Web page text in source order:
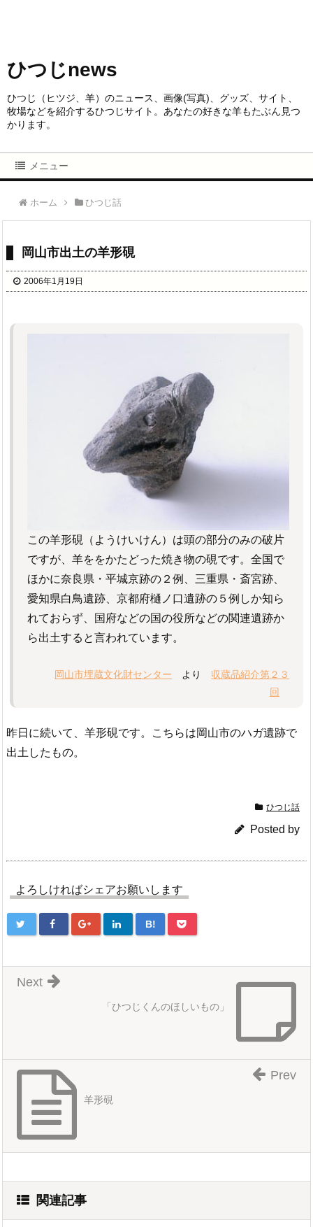
ひつじnews
ひつじ（ヒツジ、羊）のニュース、画像(写真)、グッズ、サイト、
牧場などを紹介するひつじサイト。あなたの好きな羊もたぶん見つ
かります。
メニュー
ホーム ひつじ話
岡山市出土の羊形硯
2006年1月19日
この羊形硯（ようけいけん）は頭の部分のみの破片
ですが、羊ををかたどった焼き物の硯です。全国で
ほかに奈良県・平城京跡の２例、三重県・斎宮跡、
愛知県白鳥遺跡、京都府樋ノ口遺跡の５例しか知ら
れておらず、国府などの国の役所などの関連遺跡か
ら出土すると言われています。
岡山市埋蔵文化財センター より 収蔵品紹介第２３
回
昨日に続いて、羊形硯です。こちらは岡山市のハガ遺跡で
出土したもの。
ひつじ話
Posted by
よろしければシェアお願いします
B!
「ひつじくんのほしいもの」
Next
羊形硯
Prev
関連記事